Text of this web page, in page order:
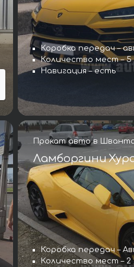
Коробка передач –
Количество мест – 5
Навигация – есть
Прокат авто в
Ламборгини
Коробка передач –
Количество мест – 2